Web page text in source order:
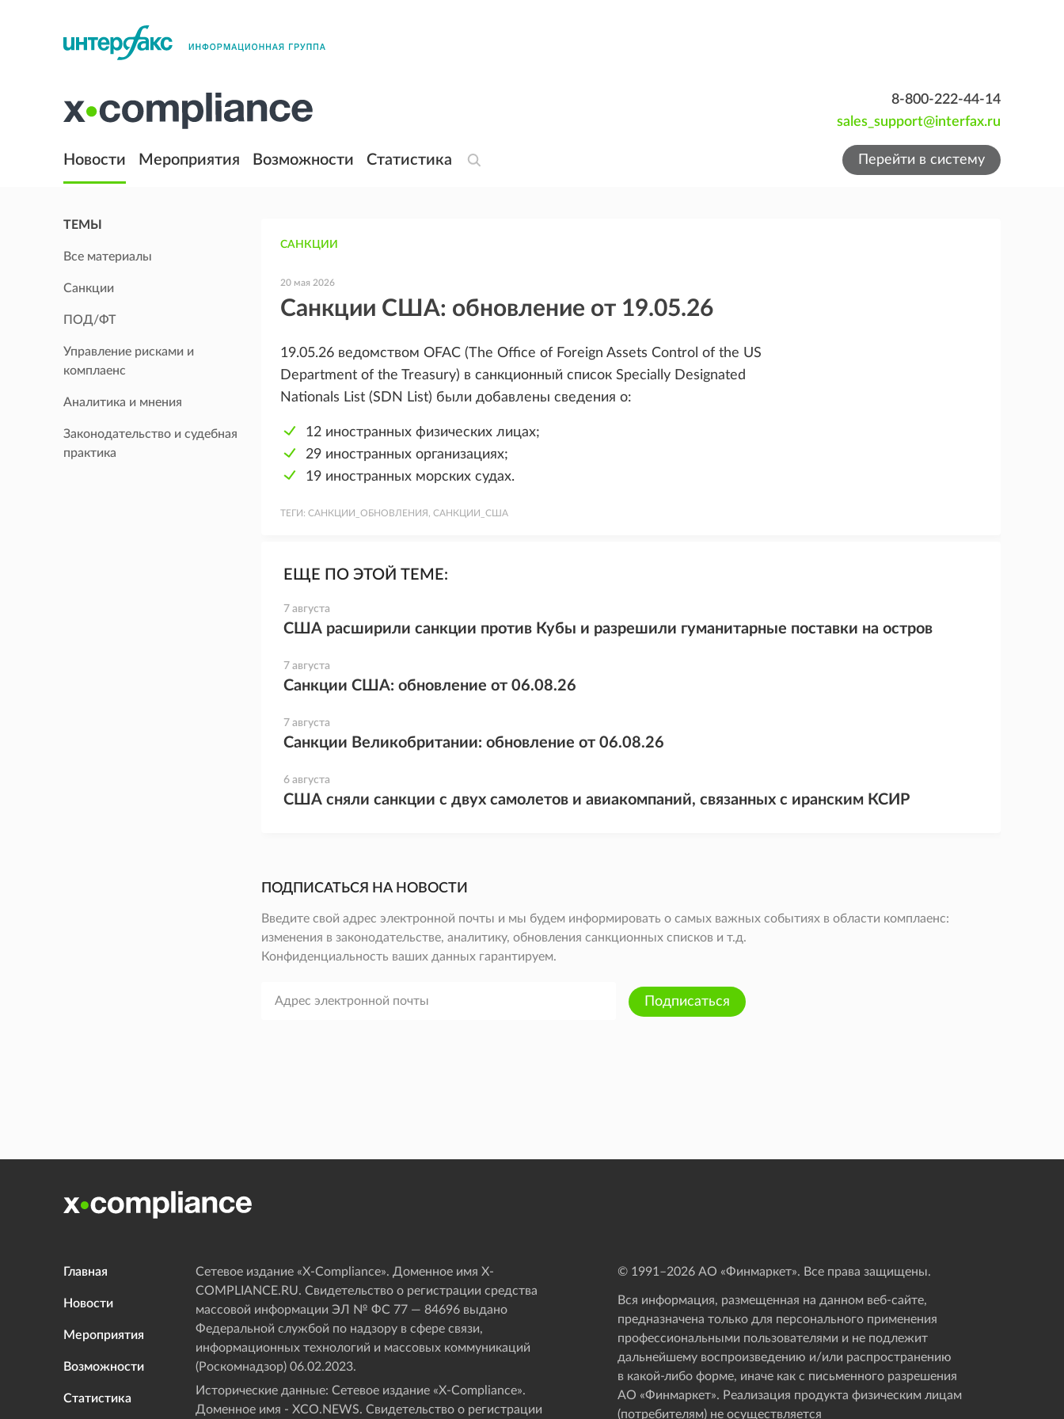
8-800-222-44-14
sales_support@interfax.ru
Новости Мероприятия Возможности Статистика Перейти в систему
ТЕМЫ
Все материалы
Санкции
ПОД/ФТ
Управление рисками и
комплаенс
Аналитика и мнения
Законодательство и судебная
практика
САНКЦИИ
20 мая 2026
Санкции США: обновление от 19.05.26
19.05.26 ведомством OFAC (The Office of Foreign Assets Control of the US
Department of the Treasury) в санкционный список Specially Designated
Nationals List (SDN List) были добавлены сведения о:
12 иностранных физических лицах;
29 иностранных организациях;
19 иностранных морских судах.
ТЕГИ: САНКЦИИ_ОБНОВЛЕНИЯ, САНКЦИИ_США
ЕЩЕ ПО ЭТОЙ ТЕМЕ:
7 августа
США расширили санкции против Кубы и разрешили гуманитарные поставки на остров
7 августа
Санкции США: обновление от 06.08.26
7 августа
Санкции Великобритании: обновление от 06.08.26
6 августа
США сняли санкции с двух самолетов и авиакомпаний, связанных с иранским КСИР
ПОДПИСАТЬСЯ НА НОВОСТИ
Введите свой адрес электронной почты и мы будем информировать о самых важных событиях в области комплаенс:
изменения в законодательстве, аналитику, обновления санкционных списков и т.д.
Конфиденциальность ваших данных гарантируем.
Подписаться
Главная
Новости
Мероприятия
Возможности
Статистика
Сетевое издание «Х-Compliance». Доменное имя X-
COMPLIANCE.RU. Свидетельство о регистрации средства
массовой информации ЭЛ № ФС 77 — 84696 выдано
Федеральной службой по надзору в сфере связи,
информационных технологий и массовых коммуникаций
(Роскомнадзор) 06.02.2023.
Исторические данные: Сетевое издание «Х-Compliance».
Доменное имя - XCO.NEWS. Свидетельство о регистрации
© 1991–2026АО «Финмаркет». Все права защищены.
Вся информация, размещенная на данном веб-сайте,
предназначена только для персонального применения
профессиональными пользователями и не подлежит
дальнейшему воспроизведению и/или распространению
в какой-либо форме, иначе как с письменного разрешения
АО «Финмаркет». Реализация продукта физическим лицам
(потребителям) не осуществляется